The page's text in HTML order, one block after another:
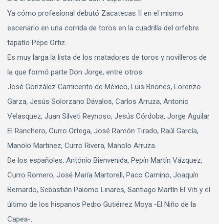
Ya cómo profesional debutó Zacatecas II en el mismo
escenario en una corrida de toros en la cuadrilla del orfebre
tapatío Pepe Ortiz.
Es muy larga la lista de los matadores de toros y novilleros de
la que formó parte Don Jorge, entre otros:
José González Carnicerito de México, Luis Briones, Lorenzo
Garza, Jesús Solorzano Dávalos, Carlos Arruza, Antonio
Velasquez, Juan Silveti Reynoso, Jesús Córdoba, Jorge Aguilar
El Ranchero, Curro Ortega, José Ramón Tirado, Raúl García,
Manolo Martinez, Curro Rivera, Manolo Arruza.
De los españoles: António Bienvenida, Pepín Martín Vázquez,
Curro Romero, José María Martorell, Paco Camino, Joaquín
Bernardo, Sebastián Palomo Linares, Santiago Martín El Viti y el
último de los hispanos Pedro Gutiérrez Moya -El Niño de la
Capea-.